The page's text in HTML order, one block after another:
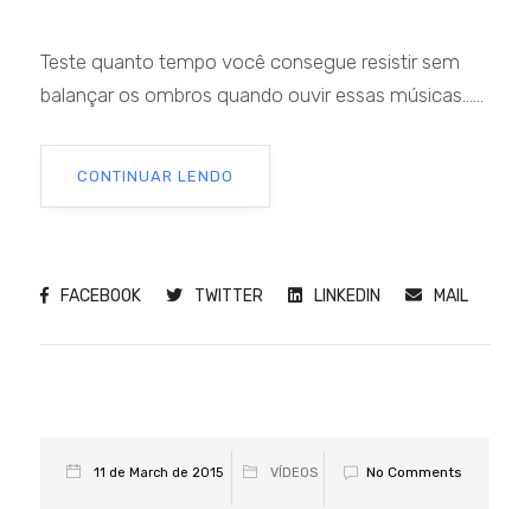
Teste quanto tempo você consegue resistir sem
balançar os ombros quando ouvir essas músicas…...
CONTINUAR LENDO
FACEBOOK TWITTER LINKEDIN MAIL
11 de March de 2015 VÍDEOS No Comments